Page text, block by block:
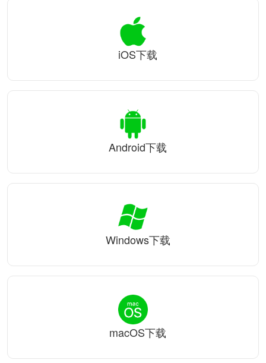
iOS下载
Android下载
Windows下载
macOS下载